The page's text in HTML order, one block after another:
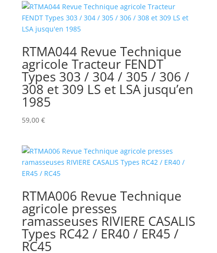
RTMA044 Revue Technique
agricole Tracteur FENDT
Types 303 / 304 / 305 / 306 /
308 et 309 LS et LSA jusqu’en
1985
59,00 €
RTMA006 Revue Technique
agricole presses
ramasseuses RIVIERE CASALIS
Types RC42 / ER40 / ER45 /
RC45